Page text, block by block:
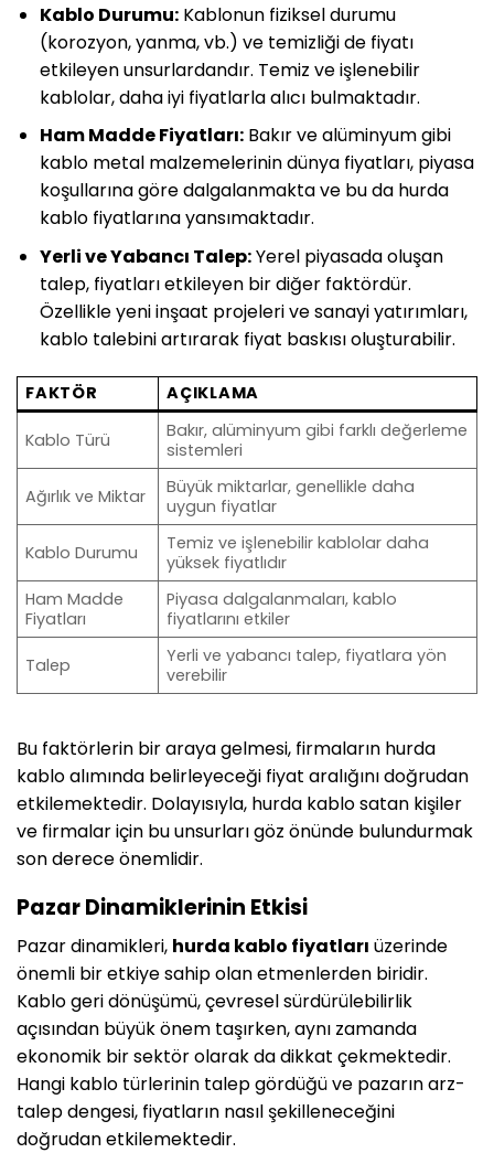
Kablo Durumu:Kablonun fiziksel durumu
(korozyon, yanma, vb.) ve temizliği de fiyatı
etkileyen unsurlardandır. Temiz ve işlenebilir
kablolar, daha iyi fiyatlarla alıcı bulmaktadır.
Ham Madde Fiyatları:Bakır ve alüminyum gibi
kablo metal malzemelerinin dünya fiyatları, piyasa
koşullarına göre dalgalanmakta ve bu da hurda
kablo fiyatlarına yansımaktadır.
Yerli ve Yabancı Talep:Yerel piyasada oluşan
talep, fiyatları etkileyen bir diğer faktördür.
Özellikle yeni inşaat projeleri ve sanayi yatırımları,
kablo talebini artırarak fiyat baskısı oluşturabilir.
FAKTÖR AÇIKLAMA
Kablo Türü
Bakır, alüminyum gibi farklı değerleme
sistemleri
Ağırlık ve Miktar
Büyük miktarlar, genellikle daha
uygun fiyatlar
Kablo Durumu
Temiz ve işlenebilir kablolar daha
yüksek fiyatlıdır
Ham Madde
Fiyatları
Piyasa dalgalanmaları, kablo
fiyatlarını etkiler
Talep
Yerli ve yabancı talep, fiyatlara yön
verebilir
Bu faktörlerin bir araya gelmesi, firmaların hurda
kablo alımında belirleyeceği fiyat aralığını doğrudan
etkilemektedir. Dolayısıyla, hurda kablo satan kişiler
ve firmalar için bu unsurları göz önünde bulundurmak
son derece önemlidir.
Pazar Dinamiklerinin Etkisi
Pazar dinamikleri, hurda kablo fiyatları üzerinde
önemli bir etkiye sahip olan etmenlerden biridir.
Kablo geri dönüşümü, çevresel sürdürülebilirlik
açısından büyük önem taşırken, aynı zamanda
ekonomik bir sektör olarak da dikkat çekmektedir.
Hangi kablo türlerinin talep gördüğü ve pazarın arz-
talep dengesi, fiyatların nasıl şekilleneceğini
doğrudan etkilemektedir.